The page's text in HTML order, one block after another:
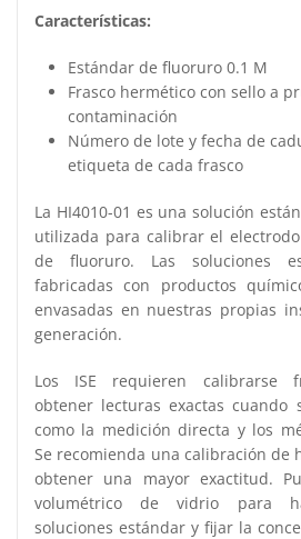
Características:
Estándar de fluoruro 0.1 M
Frasco hermético con sello a
contaminación
Número de lote y fecha de
etiqueta de cada frasco
La HI4010-01 es una solución
utilizada para calibrar el
de fluoruro. Las soluciones
fabricadas con productos
envasadas en nuestras propias
generación.
Los ISE requieren calibrarse
obtener lecturas exactas cuando
como la medición directa y los
Se recomienda una calibración de
obtener una mayor exactitud.
volumétrico de vidrio para
soluciones estándar y fijar la